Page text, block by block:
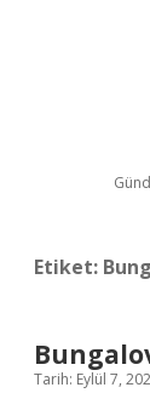
Etiket:
Tarih: Eylül 7,